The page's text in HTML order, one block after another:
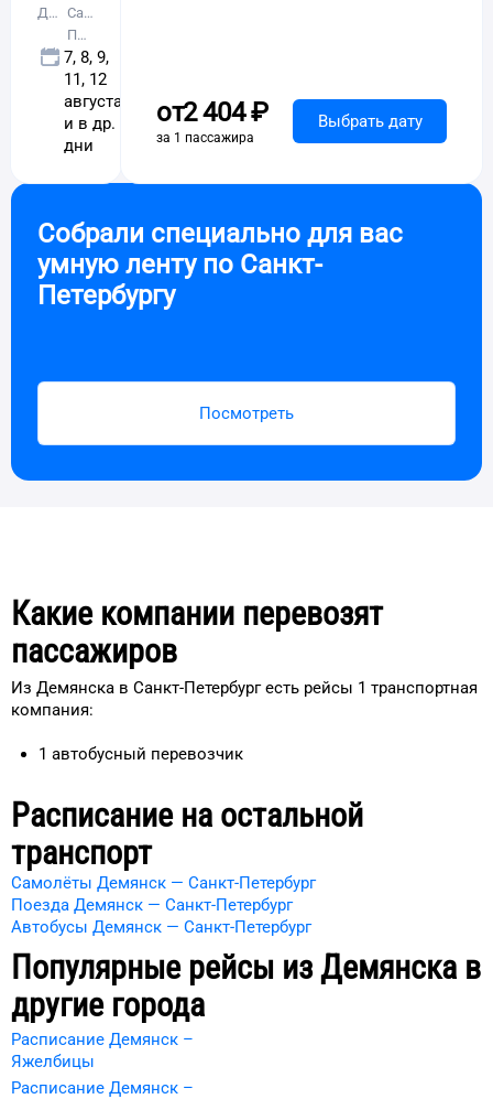
Демянск
Санкт-
Петербург
7, 8, 9,
11, 12
августа
и в др.
дни
от2 ⁠404 ⁠₽
за 1 пассажира
Выбрать дату
Собрали специально для вас
умную ленту по Санкт-
Петербургу
Посмотреть
Какие компании перевозят
пассажиров
Из Демянска в Санкт-Петербург есть рейсы 1 транспортная
компания:
1 автобусный перевозчик
Расписание на остальной
транспорт
Самолёты Демянск — Санкт-Петербург
Поезда Демянск — Санкт-Петербург
Автобусы Демянск — Санкт-Петербург
Популярные рейсы из Демянска в
другие города
Расписание Демянск –
Яжелбицы
Расписание Демянск –